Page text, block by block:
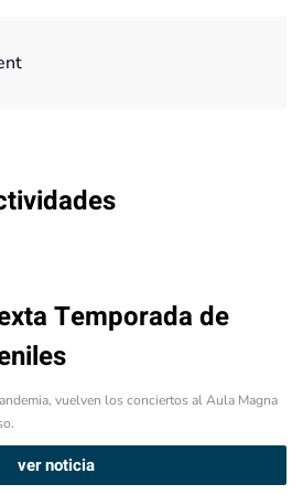
Temporada de
vuelven los conciertos al Aula Magna
ver noticia